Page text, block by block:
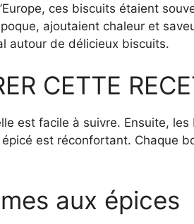
ces biscuits étaient
ajoutaient chaleur et
autour de délicieux biscuits.
CETTE
est facile à suivre. Ensuite,
est réconfortant. Chaque
aux épices